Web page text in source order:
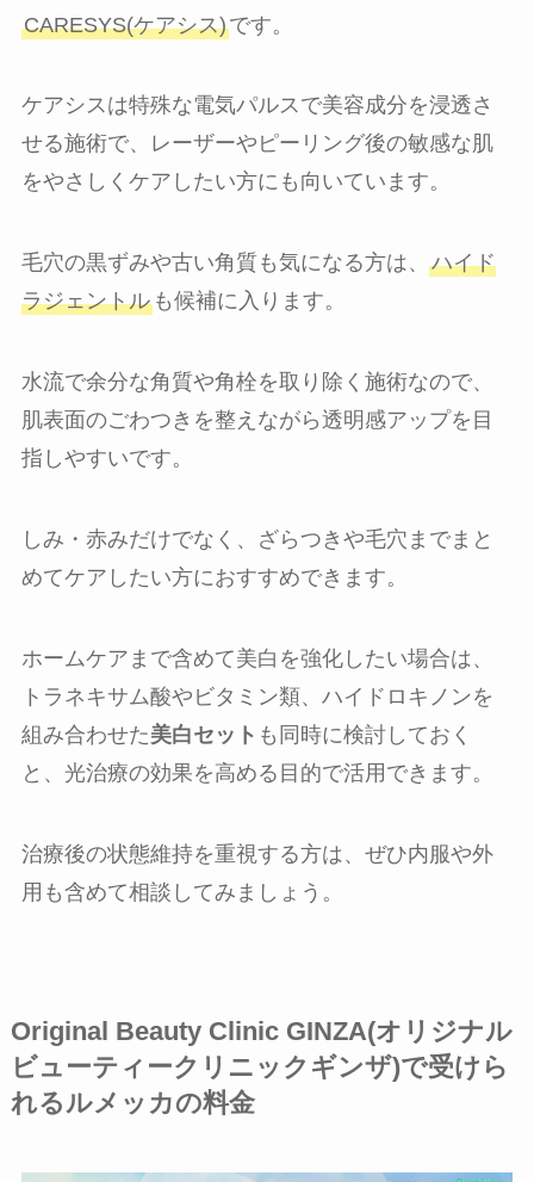
CARESYS(ケアシス)です。
ケアシスは特殊な電気パルスで美容成分を浸透さ
せる施術で、レーザーやピーリング後の敏感な肌
をやさしくケアしたい方にも向いています。
毛穴の黒ずみや古い角質も気になる方は、 ハイド
ラジェントルも候補に入ります。
水流で余分な角質や角栓を取り除く施術なので、
肌表面のごわつきを整えながら透明感アップを目
指しやすいです。
しみ・赤みだけでなく、ざらつきや毛穴までまと
めてケアしたい方におすすめできます。
ホームケアまで含めて美白を強化したい場合は、
トラネキサム酸やビタミン類、ハイドロキノンを
組み合わせた美白セット も同時に検討しておく
と、光治療の効果を高める目的で活用できます。
治療後の状態維持を重視する方は、ぜひ内服や外
用も含めて相談してみましょう。
Original Beauty Clinic GINZA(オリジナル
ビューティークリニックギンザ)で受けら
れるルメッカの料金